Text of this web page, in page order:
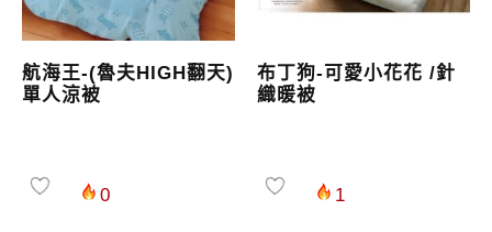
航海王-(魯夫HIGH翻天)
單人涼被
0
布丁狗-可愛小花花 /針
織暖被
1